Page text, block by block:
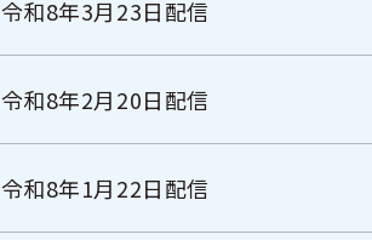
令和8年3月23日配信
令和8年2月20日配信
令和8年1月22日配信